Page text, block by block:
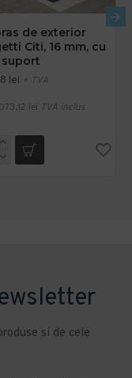
de exterior
Citi, 16 mm, cu
lei + TVA
lei TVA inclus
si de cele